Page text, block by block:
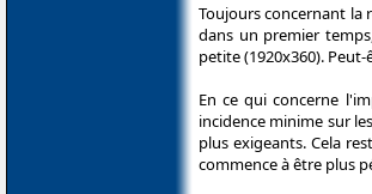
Toujours concernant la
dans un premier
petite (1920x360).
En ce qui concerne
incidence minime sur
plus exigeants. Cela
commence à être plus